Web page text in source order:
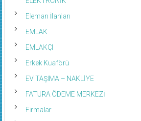
Eleman İlanları
EMLAK
EMLAKÇI
Erkek Kuaförü
EV TAŞIMA – NAKLİYE
FATURA ÖDEME MERKEZİ
Firmalar